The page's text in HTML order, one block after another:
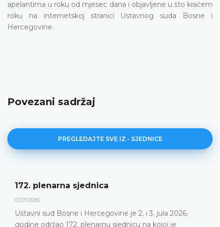
apelantima u roku od mjesec dana i objavljene u što kraćem
roku na internetskoj stranici Ustavnog suda Bosne i
Hercegovine.
Povezani sadržaj
PREGLEDAJTE SVE IZ - SJEDNICE
172. plenarna sjednica
03.07.2026.
Ustavni sud Bosne i Hercegovine je 2. i 3. jula 2026.
godine održao 172. plenarnu sjednicu na kojoj je